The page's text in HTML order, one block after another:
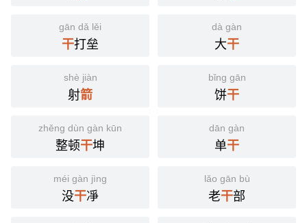
gān dǎ lěi
干打垒
dà gàn
大干
shè jiàn
射箭
bǐng gān
饼干
zhěng dùn gàn kūn
整顿干坤
dān gàn
单干
méi gàn jìng
没干凈
lǎo gān bù
老干部